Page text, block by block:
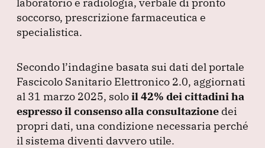
soccorso, prescrizione farmaceutica e
specialistica.
Secondo l’indagine basata sui dati del portale
Fascicolo Sanitario Elettronico 2.0, aggiornati
al 31 marzo 2025, soloil 42% dei cittadini ha
espresso il consenso alla consultazione dei
propri dati, una condizione necessaria perché
il sistema diventi davvero utile.